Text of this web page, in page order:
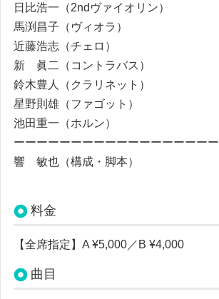
日比浩一（2ndヴァイオリン）
馬渕昌子（ヴィオラ）
近藤浩志（チェロ）
新 眞二（コントラバス）
鈴木豊人（クラリネット）
星野則雄（ファゴット）
池田重一（ホルン）
ーーーーーーーーーーーーーーーーーー
響 敏也（構成・脚本）
料金
【全席指定】 A ¥5,000／B ¥4,000
曲目